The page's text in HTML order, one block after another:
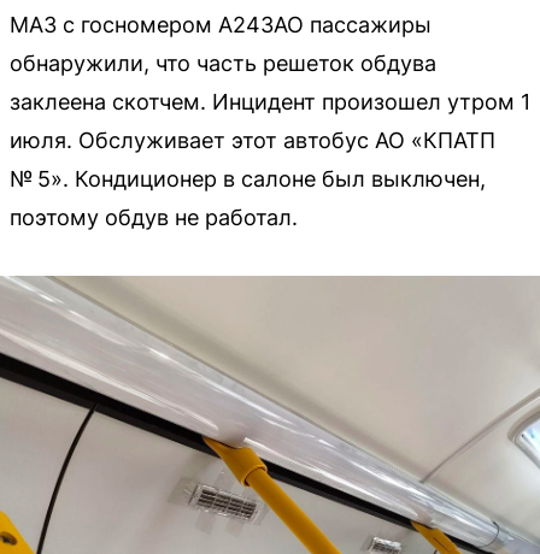
МАЗ с госномером А243АО пассажиры
обнаружили, что часть решеток обдува
заклеена скотчем. Инцидент произошел утром 1
июля. Обслуживает этот автобус АО «КПАТП
№ 5». Кондиционер в салоне был выключен,
поэтому обдув не работал.